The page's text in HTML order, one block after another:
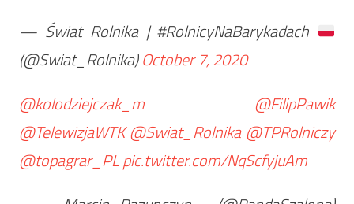
— Świat Rolnika | #RolnicyNaBarykadach
(@Swiat_Rolnika)October 7, 2020
@kolodziejczak_m
@FilipPawik
@TelewizjaWTK @Swiat_Rolnika @TPRolniczy
@topagrar_PLpic.twitter.com/NqScfyjuAm